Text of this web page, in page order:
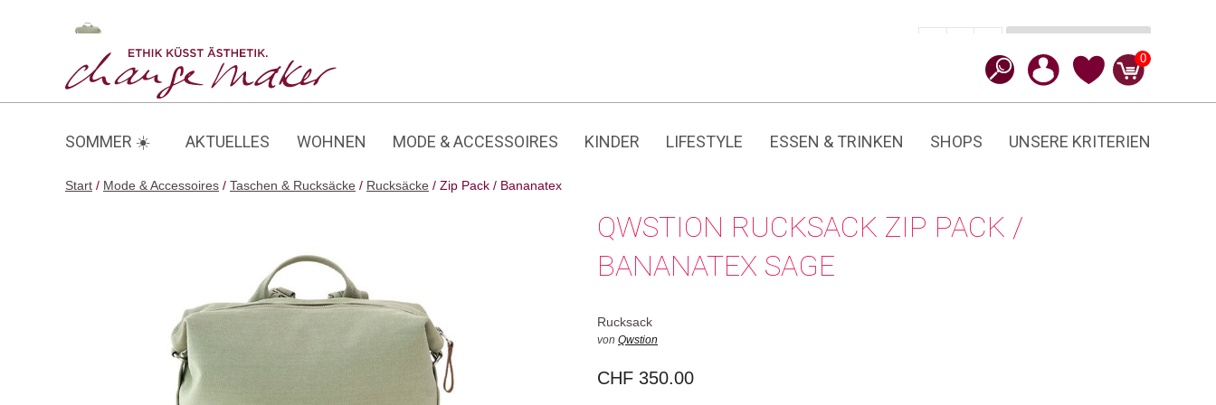
0
SOMMER ☀️ AKTUELLES WOHNEN MODE & ACCESSOIRES KINDER LIFESTYLE ESSEN & TRINKEN SHOPS UNSERE KRITERIEN
Start / Mode & Accessoires / Taschen & Rucksäcke / Rucksäcke / Zip Pack / Bananatex
QWSTION RUCKSACK ZIP PACK /
BANANATEX SAGE
Rucksack
von Qwstion
CHF 350.00